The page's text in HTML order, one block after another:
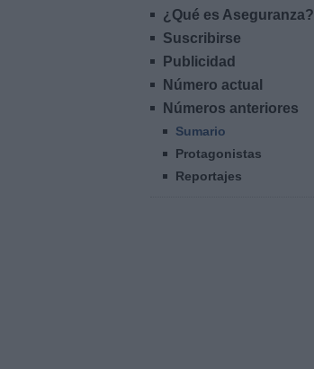
¿Qué es Aseguranza?
Suscribirse
Publicidad
Número actual
Números anteriores
Sumario
Protagonistas
Reportajes